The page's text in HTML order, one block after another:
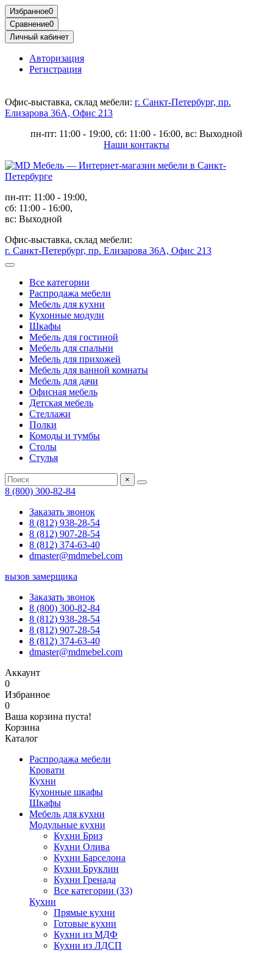
Избранное0
Сравнение0
Личный кабинет
Авторизация
Регистрация
Офис-выставка, склад мебели: г. Санкт-Петербург, пр.
Елизарова 36А, Офис 213
пн-пт: 11:00 - 19:00, сб: 11:00 - 16:00, вс: Выходной
Наши контакты
пн-пт: 11:00 - 19:00,
сб: 11:00 - 16:00,
вс: Выходной
Офис-выставка, склад мебели:
г. Санкт-Петербург, пр. Елизарова 36А, Офис 213
Все категории
Распродажа мебели
Мебель для кухни
Кухонные модули
Шкафы
Мебель для гостиной
Мебель для спальни
Мебель для прихожей
Мебель для ванной комнаты
Мебель для дачи
Офисная мебель
Детская мебель
Стеллажи
Полки
Комоды и тумбы
Столы
Стулья
×
8 (800) 300-82-84
Заказать звонок
8 (812) 938-28-54
8 (812) 907-28-54
8 (812) 374-63-40
dmaster@mdmebel.com
вызов замерщика
Заказать звонок
8 (800) 300-82-84
8 (812) 938-28-54
8 (812) 907-28-54
8 (812) 374-63-40
dmaster@mdmebel.com
Аккаунт
0
Избранное
0
Ваша корзина пуста!
Корзина
Каталог
Распродажа мебели
Кровати
Кухни
Кухонные шкафы
Шкафы
Мебель для кухни
Модульные кухни
Кухни Бриз
Кухни Олива
Кухни Барселона
Кухни Бруклин
Кухни Гренада
Все категории (33)
Кухни
Прямые кухни
Готовые кухни
Кухни из МДФ
Кухни из ЛДСП